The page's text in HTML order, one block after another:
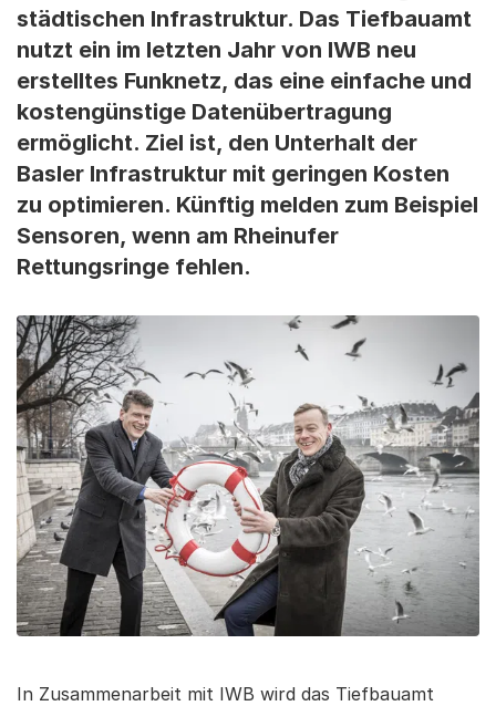
städtischen Infrastruktur. Das Tiefbauamt
nutzt ein im letzten Jahr von IWB neu
erstelltes Funknetz, das eine einfache und
kostengünstige Datenübertragung
ermöglicht. Ziel ist, den Unterhalt der
Basler Infrastruktur mit geringen Kosten
zu optimieren. Künftig melden zum Beispiel
Sensoren, wenn am Rheinufer
Rettungsringe fehlen.
In Zusammenarbeit mit IWB wird das Tiefbauamt